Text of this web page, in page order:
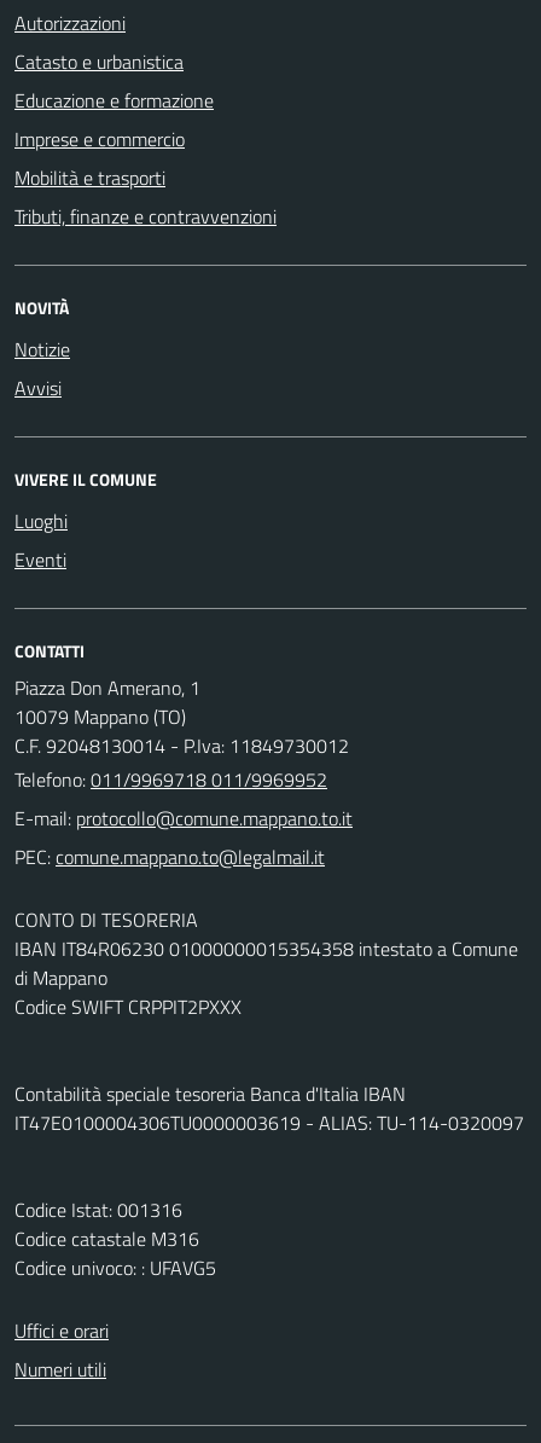
Autorizzazioni
Catasto e urbanistica
Educazione e formazione
Imprese e commercio
Mobilità e trasporti
Tributi, finanze e contravvenzioni
NOVITÀ
Notizie
Avvisi
VIVERE IL COMUNE
Luoghi
Eventi
CONTATTI
Piazza Don Amerano, 1
10079 Mappano (TO)
C.F. 92048130014 - P.Iva: 11849730012
Telefono:011/9969718 011/9969952
E-mail:
PEC:
CONTO DI TESORERIA
IBAN IT84R06230 01000000015354358 intestato a Comune
di Mappano
Codice SWIFT CRPPIT2PXXX
Contabilità speciale tesoreria Banca d'Italia IBAN
IT47E0100004306TU0000003619 - ALIAS: TU-114-0320097
Codice Istat: 001316
Codice catastale M316
Codice univoco: : UFAVG5
Uffici e orari
Numeri utili